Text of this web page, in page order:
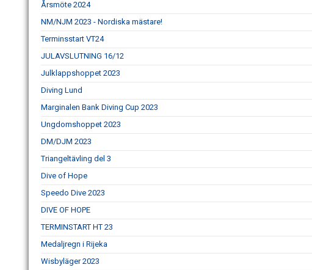
Årsmöte 2024
NM/NJM 2023 - Nordiska mästare!
Terminsstart VT24
JULAVSLUTNING 16/12
Julklappshoppet 2023
Diving Lund
Marginalen Bank Diving Cup 2023
Ungdomshoppet 2023
DM/DJM 2023
Triangeltävling del 3
Dive of Hope
Speedo Dive 2023
DIVE OF HOPE
TERMINSTART HT 23
Medaljregn i Rijeka
Wisbyläger 2023